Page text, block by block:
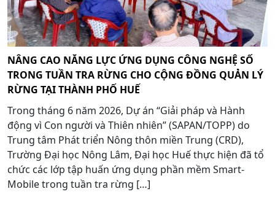
NÂNG CAO NĂNG LỰC ỨNG DỤNG CÔNG NGHỆ SỐ
TRONG TUẦN TRA RỪNG CHO CỘNG ĐỒNG QUẢN LÝ
RỪNG TẠI THÀNH PHỐ HUẾ
Trong tháng 6 năm 2026, Dự án “Giải pháp và Hành
động vì Con người và Thiên nhiên” (SAPAN/TOPP) do
Trung tâm Phát triển Nông thôn miền Trung (CRD),
Trường Đại học Nông Lâm, Đại học Huế thực hiện đã tổ
chức các lớp tập huấn ứng dụng phần mềm Smart-
Mobile trong tuần tra rừng […]